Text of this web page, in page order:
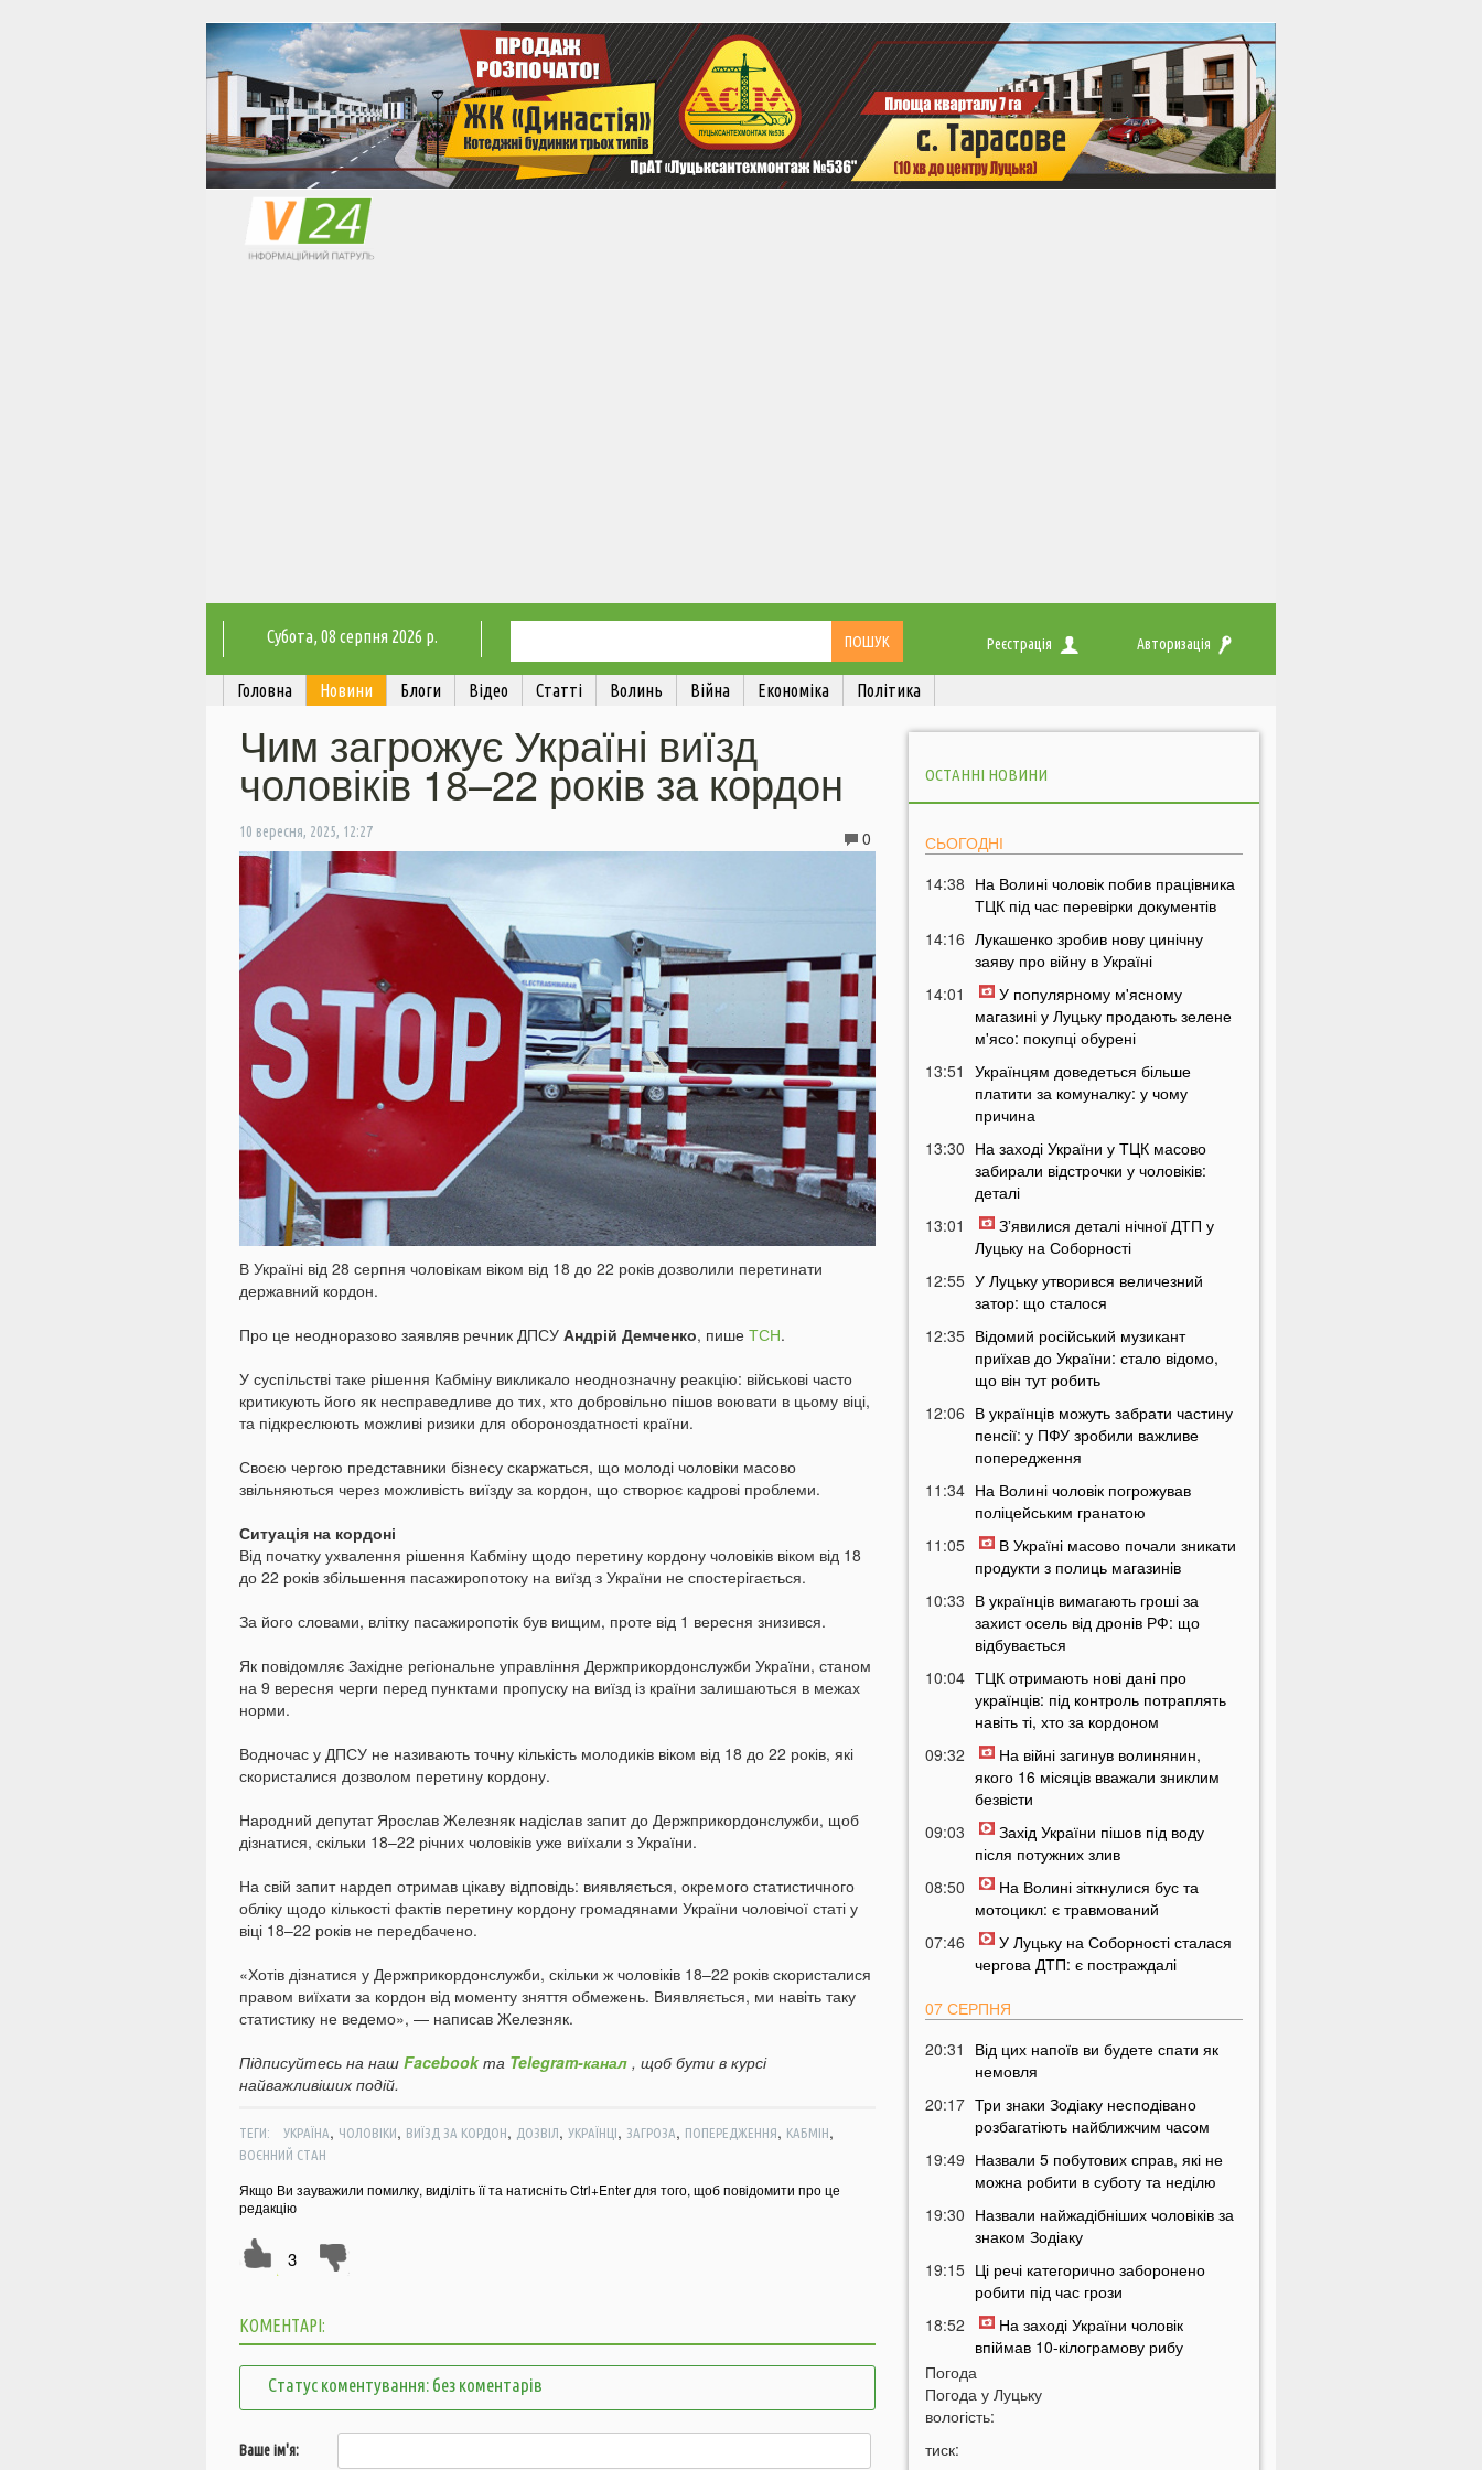
Субота, 08 серпня 2026 р. Реєстрація Авторизація
Головна Новини Блоги Відео Статті Волинь Війна Економіка Політика
Чим загрожує Україні виїзд
чоловіків 18–22 років за кордон
10 вересня, 2025, 12:27 0
В Україні від 28 серпня чоловікам віком від 18 до 22 років дозволили перетинати
державний кордон.
Про це неодноразово заявляв речник ДПСУ Андрій Демченко, пише ТСН.
У суспільстві таке рішення Кабміну викликало неоднозначну реакцію: військові часто
критикують його як несправедливе до тих, хто добровільно пішов воювати в цьому віці,
та підкреслюють можливі ризики для обороноздатності країни.
Своєю чергою представники бізнесу скаржаться, що молоді чоловіки масово
звільняються через можливість виїзду за кордон, що створює кадрові проблеми.
Ситуація на кордоні
Від початку ухвалення рішення Кабміну щодо перетину кордону чоловіків віком від 18
до 22 років збільшення пасажиропотоку на виїзд з України не спостерігається.
За його словами, влітку пасажиропотік був вищим, проте від 1 вересня знизився.
Як повідомляє Західне регіональне управління Держприкордонслужби України, станом
на 9 вересня черги перед пунктами пропуску на виїзд із країни залишаються в межах
норми.
Водночас у ДПСУ не називають точну кількість молодиків віком від 18 до 22 років, які
скористалися дозволом перетину кордону.
Народний депутат Ярослав Железняк надіслав запит до Держприкордонслужби, щоб
дізнатися, скільки 18–22 річних чоловіків уже виїхали з України.
На свій запит нардеп отримав цікаву відповідь: виявляється, окремого статистичного
обліку щодо кількості фактів перетину кордону громадянами України чоловічої статі у
віці 18–22 років не передбачено.
«Хотів дізнатися у Держприкордонслужби, скільки ж чоловіків 18–22 років скористалися
правом виїхати за кордон від моменту зняття обмежень. Виявляється, ми навіть таку
статистику не ведемо», — написав Железняк.
Підписуйтесь на наш Facebookта Telegram-канал , щоб бути в курсі
найважливіших подій.
ТЕГИ: УКРАЇНА, ЧОЛОВІКИ, ВИЇЗД ЗА КОРДОН, ДОЗВІЛ, УКРАЇНЦІ, ЗАГРОЗА, ПОПЕРЕДЖЕННЯ, КАБМІН,
ВОЄННИЙ СТАН
Якщо Ви зауважили помилку, виділіть її та натисніть Ctrl+Enter для того, щоб повідомити про це
редакцію
3
КОМЕНТАРІ:
Статус коментування: без коментарів
Ваше ім'я:
ОСТАННІ НОВИНИ
СЬОГОДНІ
14:38 На Волині чоловік побив працівника
ТЦК під час перевірки документів
14:16 Лукашенко зробив нову цинічну
заяву про війну в Україні
14:01
У популярному м'ясному
магазині у Луцьку продають зелене
м'ясо: покупці обурені
13:51
Українцям доведеться більше
платити за комуналку: у чому
причина
13:30 На заході України у ТЦК масово
забирали відстрочки у чоловіків:
деталі
13:01
Зʼявилися деталі нічної ДТП у
Луцьку на Соборності
12:55 У Луцьку утворився величезний
затор: що сталося
12:35 Відомий російський музикант
приїхав до України: стало відомо,
що він тут робить
12:06 В українців можуть забрати частину
пенсії: у ПФУ зробили важливе
попередження
11:34 На Волині чоловік погрожував
поліцейським гранатою
11:05
В Україні масово почали зникати
продукти з полиць магазинів
10:33 В українців вимагають гроші за
захист осель від дронів РФ: що
відбувається
10:04 ТЦК отримають нові дані про
українців: під контроль потраплять
навіть ті, хто за кордоном
09:32
На війні загинув волинянин,
якого 16 місяців вважали зниклим
безвісти
09:03
Захід України пішов під воду
після потужних злив
08:50
На Волині зіткнулися бус та
мотоцикл: є травмований
07:46
У Луцьку на Соборності сталася
чергова ДТП: є постраждалі
07 СЕРПНЯ
20:31
Від цих напоїв ви будете спати як
немовля
20:17 Три знаки Зодіаку несподівано
розбагатіють найближчим часом
19:49 Назвали 5 побутових справ, які не
можна робити в суботу та неділю
19:30 Назвали найжадібніших чоловіків за
знаком Зодіаку
19:15 Ці речі категорично заборонено
робити під час грози
18:52
На заході України чоловік
впіймав 10-кілограмову рибу
18:28 Українці можуть вивести гроші з
мобільного рахунку на картку, але є
важлива умова
18:12
Погода
Погода у Луцьку
вологість:
тиск: